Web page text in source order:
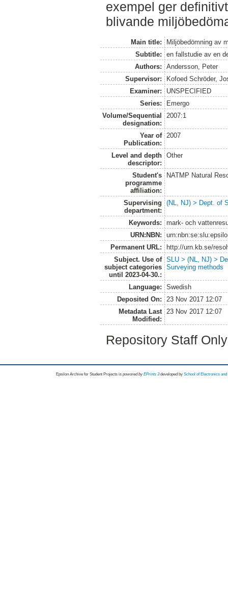
exempel ger
blivande
Main title:
Miljöbedömning av
Subtitle:
en fallstudie av en
Authors:
Andersson, Peter
Supervisor:
Kofoed Schröder,
Examiner:
UNSPECIFIED
Series:
Emergo
Volume/Sequential
designation:
2007:1
Year of
Publication:
2007
Level and depth
descriptor:
Other
Student's
programme
affiliation:
NATMP Natural
Supervising
department:
(NL, NJ) > Dept. of
Keywords:
mark- och
URN:NBN:
Permanent URL:
http://urn.kb.se/
Subject. Use of
subject categories
until 2023-04-30.:
SLU > (NL, NJ) >
Surveying methods
Language:
Swedish
Deposited On:
23 Nov 2017 12:07
Metadata Last
Modified:
23 Nov 2017 12:07
Repository Staff
Epsilon Archive for Student Projects is powored byEPrints 3 developed by School of Electronics